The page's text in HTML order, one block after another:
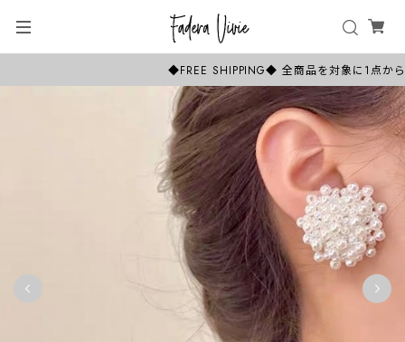
◆FREE SHIPPING◆ 全商品を対象に1点から